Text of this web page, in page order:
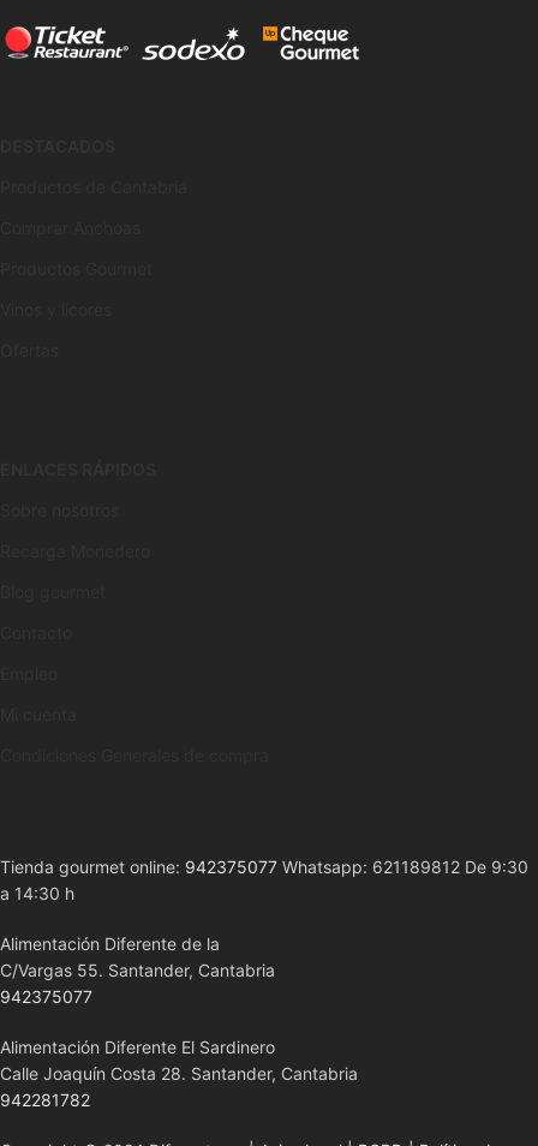
Tienda gourmet online: 942375077 Whatsapp: 621189812 De 9:30
a 14:30 h
Alimentación Diferente de la
C/Vargas 55. Santander, Cantabria
942375077
Alimentación Diferente El Sardinero
Calle Joaquín Costa 28. Santander, Cantabria
942281782